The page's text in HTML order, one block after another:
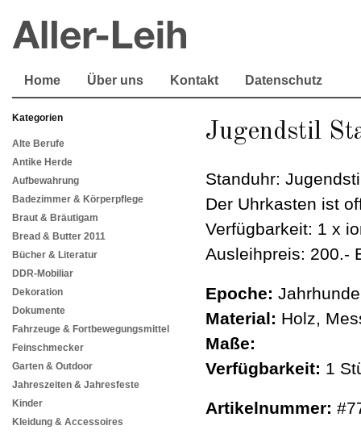
Home Über uns Kontakt Datenschutz
Kategorien
Alte Berufe
Antike Herde
Aufbewahrung
Badezimmer & Körperpflege
Braut & Bräutigam
Bread & Butter 2011
Bücher & Literatur
DDR-Mobiliar
Dekoration
Dokumente
Fahrzeuge & Fortbewegungsmittel
Feinschmecker
Garten & Outdoor
Jahreszeiten & Jahresfeste
Kinder
Kleidung & Accessoires
Jugendstil
Standuhr:
Der Uhrkasten ist
Verfügbarkeit: 1 x
Ausleihpreis: 200.-
Epoche:
Material: Holz,
Maße:
Verfügbarkeit: 1
Artikelnummer: